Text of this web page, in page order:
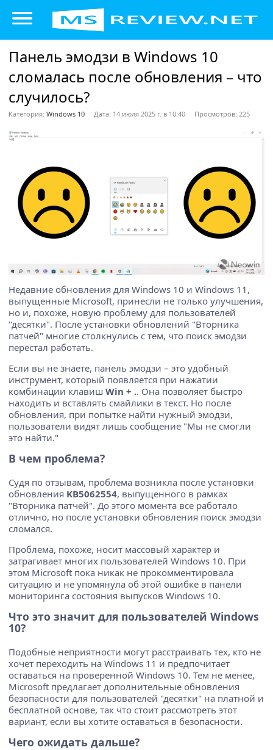
Панель эмодзи в Windows 10
сломалась после обновления – что
случилось?
Категория: Windows 10 Дата: 14 июля 2025 г. в 10:40 Просмотров: 225
Недавние обновления для Windows 10 и Windows 11,
выпущенные Microsoft, принесли не только улучшения,
но и, похоже, новую проблему для пользователей
"десятки". После установки обновлений "Вторника
патчей" многие столкнулись с тем, что поиск эмодзи
перестал работать.
Если вы не знаете, панель эмодзи – это удобный
инструмент, который появляется при нажатии
комбинации клавиш Win + .. Она позволяет быстро
находить и вставлять смайлики в текст. Но после
обновления, при попытке найти нужный эмодзи,
пользователи видят лишь сообщение "Мы не смогли
это найти."
В чем проблема?
Судя по отзывам, проблема возникла после установки
обновления KB5062554, выпущенного в рамках
"Вторника патчей". До этого момента все работало
отлично, но после установки обновления поиск эмодзи
сломался.
Проблема, похоже, носит массовый характер и
затрагивает многих пользователей Windows 10. При
этом Microsoft пока никак не прокомментировала
ситуацию и не упомянула об этой ошибке в панели
мониторинга состояния выпусков Windows 10.
Что это значит для пользователей Windows
10?
Подобные неприятности могут расстраивать тех, кто не
хочет переходить на Windows 11 и предпочитает
оставаться на проверенной Windows 10. Тем не менее,
Microsoft предлагает дополнительные обновления
безопасности для пользователей "десятки" на платной и
бесплатной основе, так что стоит рассмотреть этот
вариант, если вы хотите оставаться в безопасности.
Чего ожидать дальше?